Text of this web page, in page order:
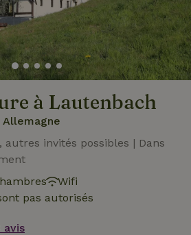
à Lautenbach
autres invités possibles | Dans
Wifi
pas autorisés
avis